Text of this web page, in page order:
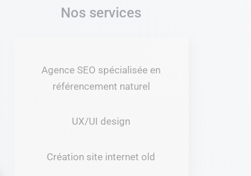
Nos services
Agence SEO spécialisée en
référencement naturel
UX/UI design
Création site internet old